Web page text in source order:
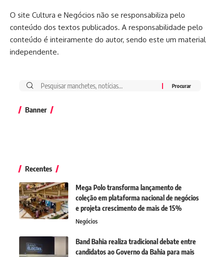
O site Cultura e Negócios não se responsabiliza pelo
conteúdo dos textos publicados. A responsabilidade pelo
conteúdo é inteiramente do autor, sendo este um material
independente.
Banner
Recentes
Mega Polo transforma lançamento de
coleção em plataforma nacional de negócios
e projeta crescimento de mais de 15%
Negócios
Band Bahia realiza tradicional debate entre
candidatos ao Governo da Bahia para mais